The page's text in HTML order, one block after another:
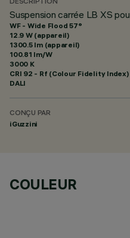
DESCRIPTION
Suspension carrée LB XS
WF - Wide Flood 57°
12.9 W (appareil)
1300.5 lm (appareil)
100.81 lm/W
3000 K
CRI 92 - Rf (Colour Fidelity Index)
DALI
CONÇU PAR
iGuzzini
COULEUR